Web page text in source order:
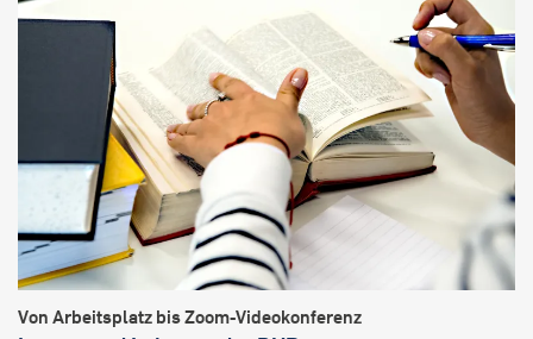
Von Arbeitsplatz bis Zoom-Videokonferenz